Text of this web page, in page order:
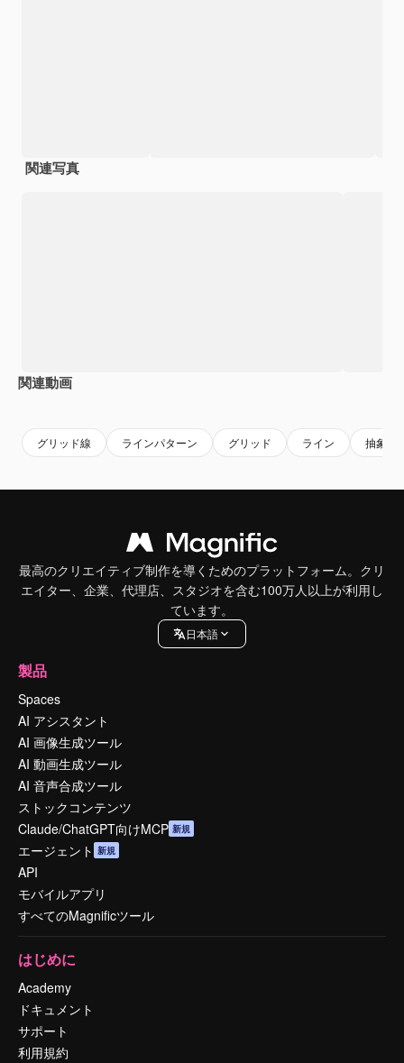
関連写真
関連動画
グリッド線 ラインパターン グリッド ライン 抽象
最高のクリエイティブ制作を導くためのプラットフォーム。クリ
エイター、企業、代理店、スタジオを含む100万人以上が利用し
ています。
日本語
製品
Spaces
AI アシスタント
AI 画像生成ツール
AI 動画生成ツール
AI 音声合成ツール
ストックコンテンツ
Claude/ChatGPT向けMCP 新規
エージェント 新規
API
モバイルアプリ
すべてのMagnificツール
はじめに
Academy
ドキュメント
サポート
利用規約